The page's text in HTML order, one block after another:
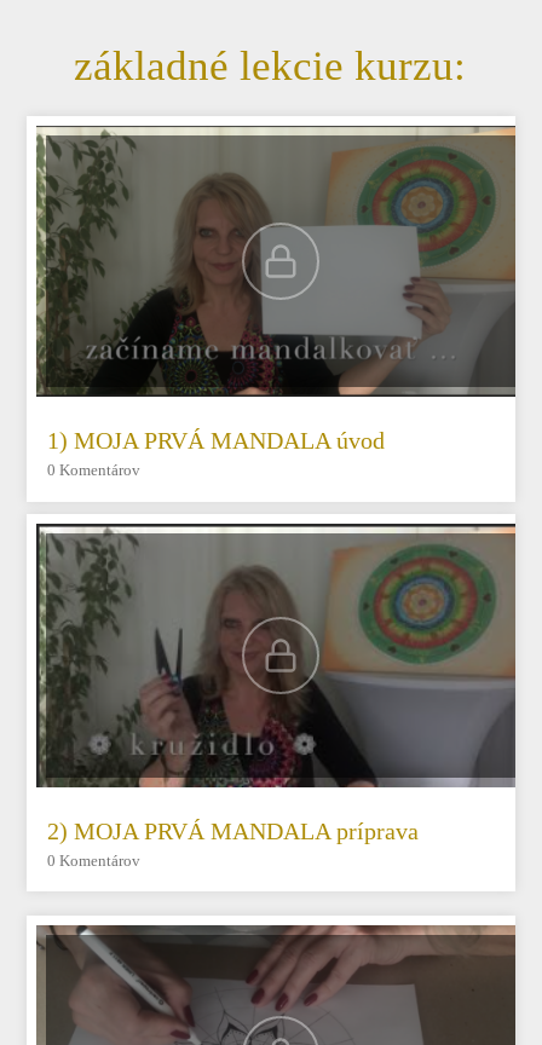
základné lekcie kurzu:
1) MOJA PRVÁ MANDALA úvod
0 Komentárov
2) MOJA PRVÁ MANDALA príprava
0 Komentárov